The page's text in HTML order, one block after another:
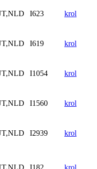
I623 krol
I619 krol
I1054 krol
I1560 krol
I2939 krol